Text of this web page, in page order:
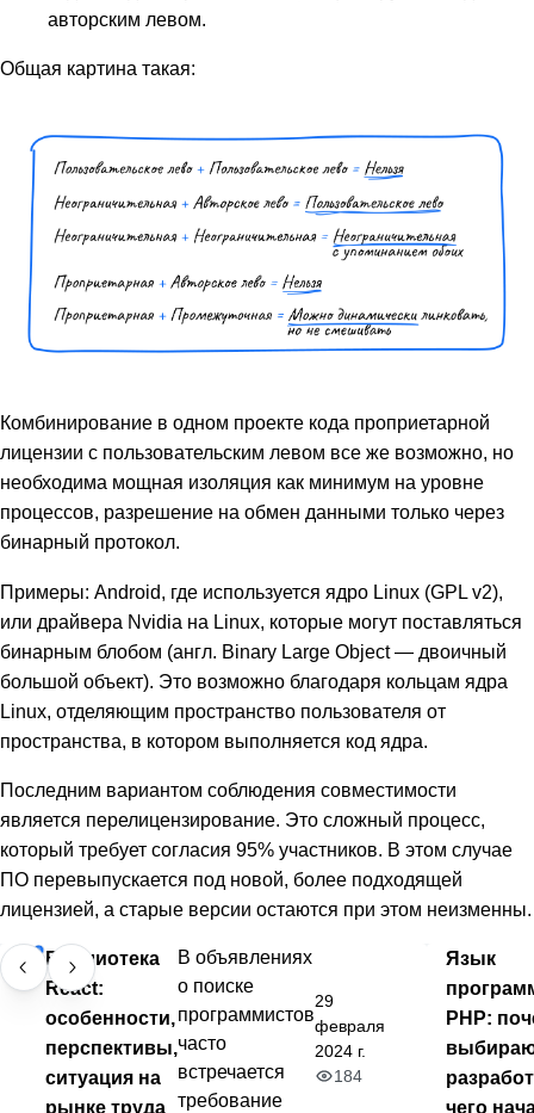
авторским левом.
Общая картина такая:
Комбинирование в одном проекте кода проприетарной
лицензии с пользовательским левом все же возможно, но
необходима мощная изоляция как минимум на уровне
процессов, разрешение на обмен данными только через
бинарный протокол.
Примеры: Android, где используется ядро Linux (GPL v2),
или драйвера Nvidia на Linux, которые могут поставляться
бинарным блобом (англ. Binary Large Object — двоичный
большой объект). Это возможно благодаря кольцам ядра
Linux, отделяющим пространство пользователя от
пространства, в котором выполняется код ядра.
Последним вариантом соблюдения совместимости
является перелицензирование. Это сложный процесс,
который требует согласия 95% участников. В этом случае
ПО перевыпускается под новой, более подходящей
лицензией, а старые версии остаются при этом неизменны.
Библиотека
React:
особенности,
перспективы,
ситуация на
рынке труда
В объявлениях
о поиске
программистов
часто
встречается
требование
29
февраля
2024 г.
184
Язык
PHP:
чего